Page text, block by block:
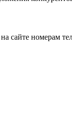
сайте номерам